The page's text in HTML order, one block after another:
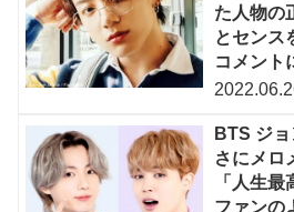
た人物の
とセンス
コメント
BTS ジ
さにメロ
「人生
ファンの